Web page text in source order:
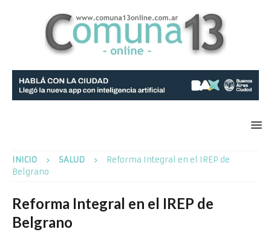
INICIO SALUD
Reforma Integral en el IREP de
Belgrano
Reforma Integral en el IREP de
Belgrano